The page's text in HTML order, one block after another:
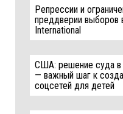
Репрессии и
преддверии выборов
International
США: решение суда
— важный шаг к
соцсетей для детей